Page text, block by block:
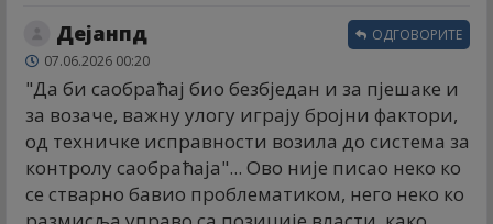
Дејанпд
07.06.2026 00:20
"Да би саобраћај био безбједан и за пјешаке и
за возаче, важну улогу играју бројни фактори,
од техничке исправности возила до система за
контролу саобраћаја"... Ово није писао неко ко
се стварно бавио проблематиком, него неко ко
ОДГОВОРИТЕ